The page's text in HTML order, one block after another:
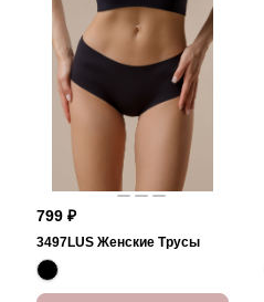
799 ₽
3497LUS Женские Трусы